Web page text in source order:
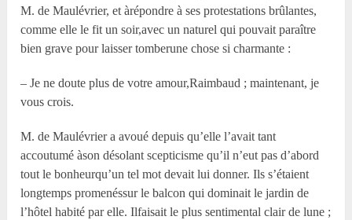
M. de Maulévrier, et àrépondre à ses protestations brûlantes,
comme elle le fit un soir,avec un naturel qui pouvait paraître
bien grave pour laisser tomberune chose si charmante :
– Je ne doute plus de votre amour,Raimbaud ; maintenant, je
vous crois.
M. de Maulévrier a avoué depuis qu’elle l’avait tant
accoutumé àson désolant scepticisme qu’il n’eut pas d’abord
tout le bonheurqu’un tel mot devait lui donner. Ils s’étaient
longtemps promenéssur le balcon qui dominait le jardin de
l’hôtel habité par elle. Ilfaisait le plus sentimental clair de lune ;